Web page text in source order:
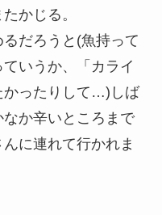
かじる。
だろうと(魚持って
いうか、「カライ
かったりして…)しば
か辛いところまで
に連れて行かれま